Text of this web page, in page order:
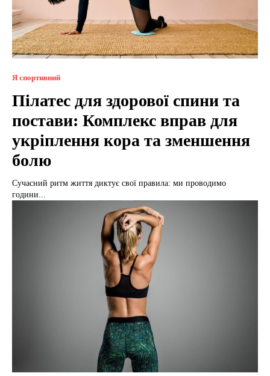
Я спортивний
Пілатес для здорової спини та
постави: Комплекс вправ для
укріплення кора та зменшення
болю
Сучасний ритм життя диктує свої правила: ми проводимо
години...